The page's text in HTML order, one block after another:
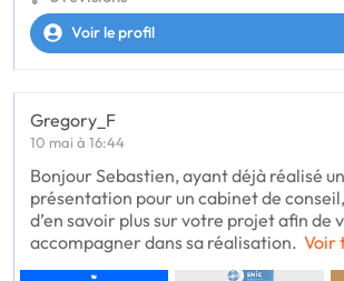
Voir le profil
Gregory_F
10 mai à 16:44
Bonjour Sebastien, ayant déjà réalisé
présentation pour un cabinet de
d’en savoir plus sur votre projet afin de
accompagner dans sa réalisation. Voir